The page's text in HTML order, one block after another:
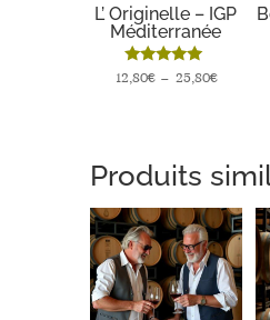
L’ Originelle – IGP
Méditerranée
Note
4.78
12,80€ – 25,80€Plage
à
25,80€
Produits